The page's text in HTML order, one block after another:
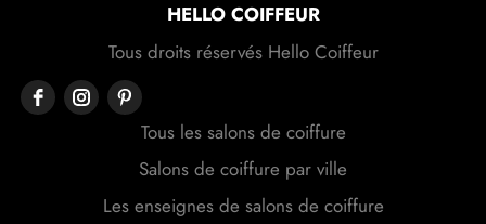
HELLO COIFFEUR
Tous droits réservés Hello Coiffeur
Tous les salons de coiffure
Salons de coiffure par ville
Les enseignes de salons de coiffure